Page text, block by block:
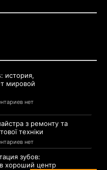
история,
мировой
нет
з ремонту та
техніки
нет
зубов:
хороший центр